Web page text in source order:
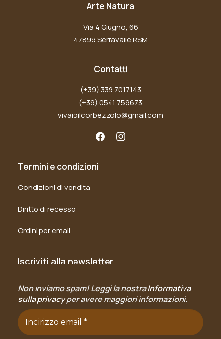
Arte Natura
Via 4 Giugno, 66
47899 Serravalle RSM
Contatti
(+39) 339 7017143
(+39) 0541 759673
vivaioilcorbezzolo@gmail.com
Termini e condizioni
Condizioni di vendita
Diritto di recesso
Ordini per email
Iscriviti alla newsletter
Non inviamo spam! Leggi la nostraInformativa
sulla privacyper avere maggiori informazioni.